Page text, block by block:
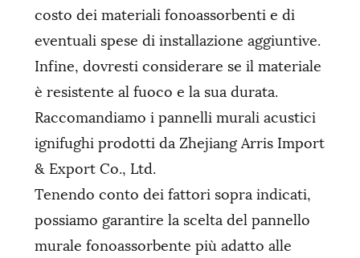
costo dei materiali fonoassorbenti e di
eventuali spese di installazione aggiuntive.
Infine, dovresti considerare se il materiale
è resistente al fuoco e la sua durata.
Raccomandiamo i pannelli murali acustici
ignifughi prodotti da Zhejiang Arris Import
& Export Co., Ltd.
Tenendo conto dei fattori sopra indicati,
possiamo garantire la scelta del pannello
murale fonoassorbente più adatto alle